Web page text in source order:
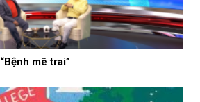
mê trai”